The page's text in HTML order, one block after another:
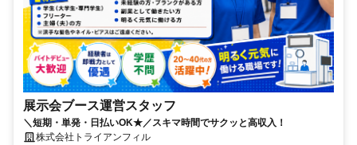
展示会ブース運営スタッフ
＼短期・単発・日払いOK★／スキマ時間でサクッと高収入！
株式会社トライアンフィル